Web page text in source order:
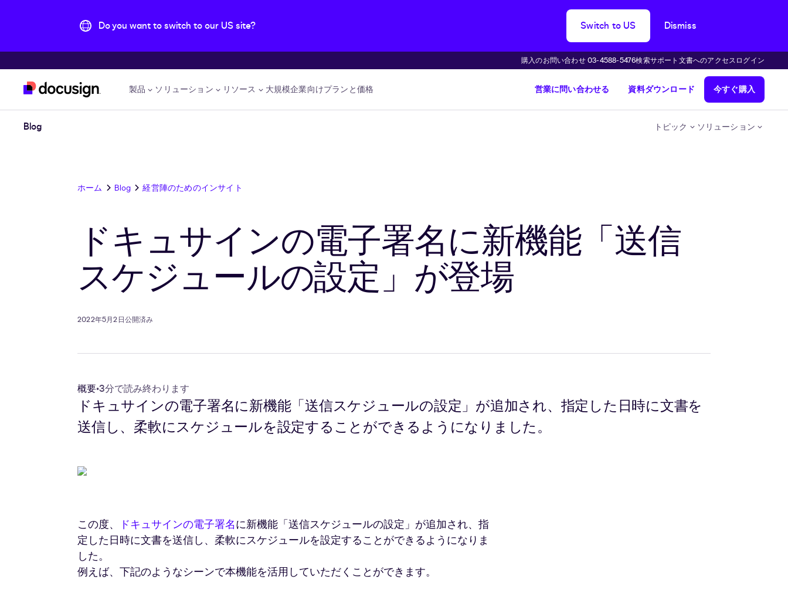
Do you want to switch to our US site? Switch to US Dismiss
購入のお問い合わせ 03-4588-5476検索サポート 文書へのアクセスログイン
製品 ソリューション リソース 大規模企業向けプランと価格 営業に問い合わせる 資料ダウンロード 今すぐ購入
Blog トピック ソリューション
ホーム Blog 経営陣のためのインサイト
ドキュサインの電子署名に新機能「送信
スケジュールの設定」が登場
2022年5月2日公開済み
概要•3分で読み終わります
ドキュサインの電子署名に新機能「送信スケジュールの設定」が追加され、指定した日時に文書を
送信し、柔軟にスケジュールを設定することができるようになりました。
この度、 ドキュサインの電子署名に新機能「送信スケジュールの設定」が追加され、指
定した日時に文書を送信し、柔軟にスケジュールを設定することができるようになりま
した。
例えば、下記のようなシーンで本機能を活用していただくことができます。